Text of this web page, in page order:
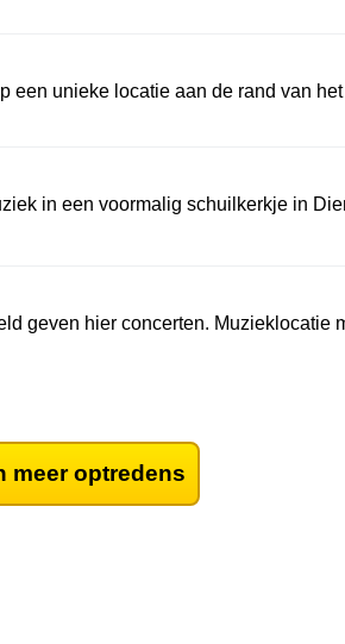
een unieke locatie aan de rand van het
in een voormalig schuilkerkje in
geven hier concerten. Muzieklocatie
meer optredens